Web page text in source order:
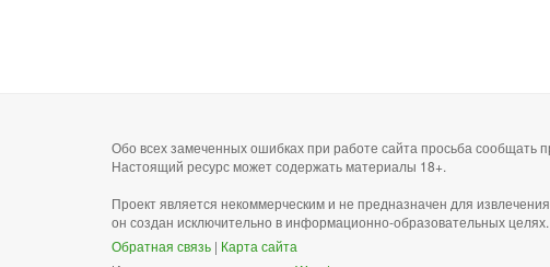
Обо всех замеченных ошибках при работе сайта просьба
Настоящий ресурс может содержать материалы 18+.
Проект является некоммерческим и не предназначен для
он создан исключительно в информационно-образовательных целях.
Обратная связь | Карта сайта